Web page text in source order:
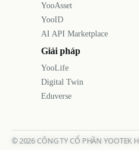
YooAsset
YooID
AI API Marketplace
Giải pháp
YooLife
Digital Twin
Eduverse
©2026CÔNG TY CỔ PHẦN